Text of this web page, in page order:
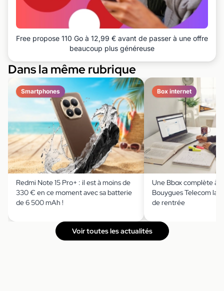
Free propose 110 Go à 12,99 € avant de passer à une offre
beaucoup plus généreuse
Dans la même rubrique
Smartphones
Redmi Note 15 Pro+ : il est à moins de
330 € en ce moment avec sa batterie
de 6 500 mAh !
Box internet
Une Bbox complète à
Bouygues Telecom
de rentrée
Voir toutes les actualités